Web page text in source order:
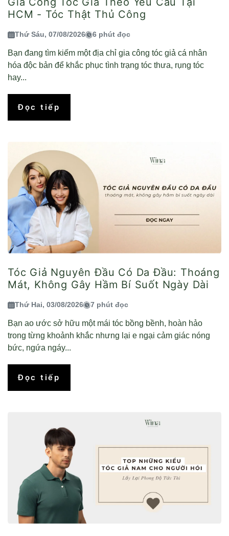
HCM - Tóc Thật Thủ Công
Thứ Sáu, 07/08/2026 6 phút đọc
Bạn đang tìm kiếm một địa chỉ gia công tóc giả cá nhân
hóa độc bản để khắc phục tình trạng tóc thưa, rụng tóc
hay...
Đọc tiếp
Tóc Giả Nguyên Đầu Có Da Đầu: Thoáng
Mát, Không Gây Hầm Bí Suốt Ngày Dài
Thứ Hai, 03/08/2026 7 phút đọc
Bạn ao ước sở hữu một mái tóc bồng bềnh, hoàn hảo
trong từng khoảnh khắc nhưng lại e ngại cảm giác nóng
bức, ngứa ngáy...
Đọc tiếp